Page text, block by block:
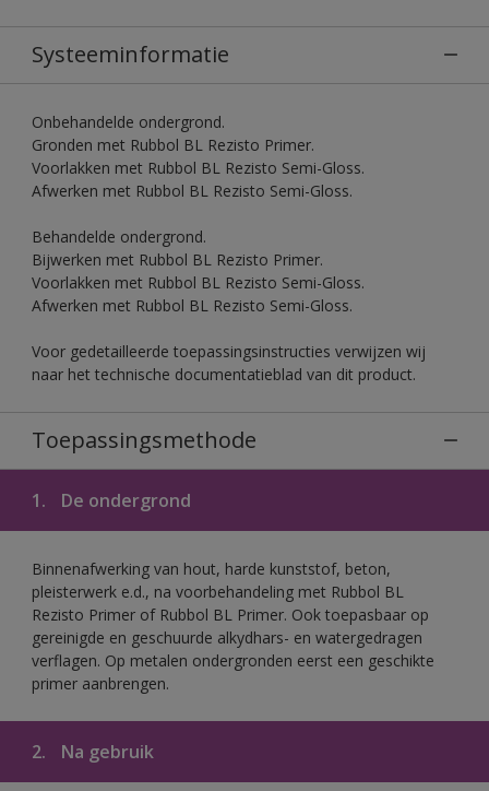
Systeeminformatie
Onbehandelde ondergrond.
Gronden met Rubbol BL Rezisto Primer.
Voorlakken met Rubbol BL Rezisto Semi-Gloss.
Afwerken met Rubbol BL Rezisto Semi-Gloss.
Behandelde ondergrond.
Bijwerken met Rubbol BL Rezisto Primer.
Voorlakken met Rubbol BL Rezisto Semi-Gloss.
Afwerken met Rubbol BL Rezisto Semi-Gloss.
Voor gedetailleerde toepassingsinstructies verwijzen wij
naar het technische documentatieblad van dit product.
Toepassingsmethode
1. De ondergrond
Binnenafwerking van hout, harde kunststof, beton,
pleisterwerk e.d., na voorbehandeling met Rubbol BL
Rezisto Primer of Rubbol BL Primer. Ook toepasbaar op
gereinigde en geschuurde alkydhars- en watergedragen
verflagen. Op metalen ondergronden eerst een geschikte
primer aanbrengen.
2. Na gebruik